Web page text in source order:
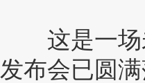
这是一场
发布会已圆